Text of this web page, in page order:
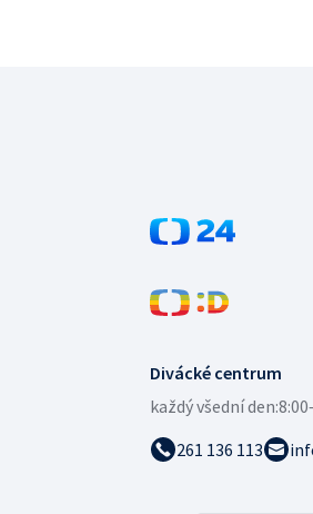
Divácké centrum
každý všední den:
261 136 113